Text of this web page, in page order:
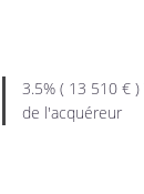
3.5% ( 13 510 €
de l'acquéreur